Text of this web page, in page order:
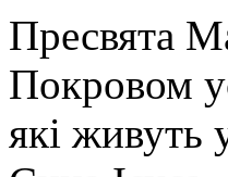
Пресвята
Покровом
які живуть